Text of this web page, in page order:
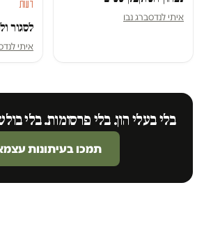
איתי לנדסברג נבו
דעות
לסגור
איתי
בלי בעלי הון. בלי פרסומות. בלי
תמכו בעיתונות